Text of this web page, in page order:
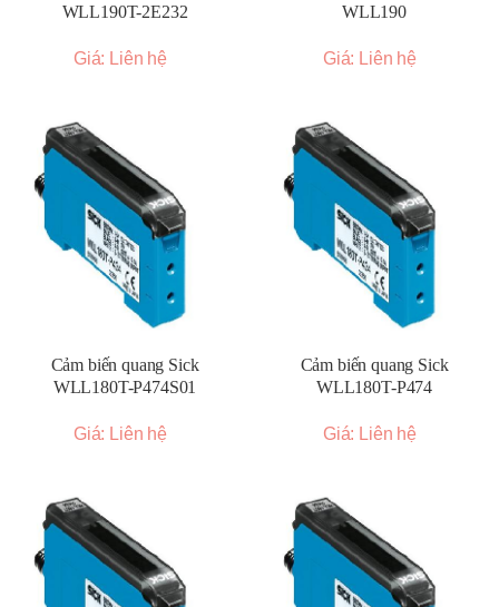
WLL190T-2E232
Giá: Liên hệ
WLL190
Giá: Liên hệ
Cảm biến quang Sick
WLL180T-P474S01
Giá: Liên hệ
Cảm biến quang Sick
WLL180T-P474
Giá: Liên hệ